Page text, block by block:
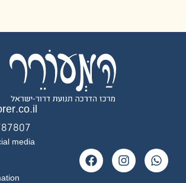
media